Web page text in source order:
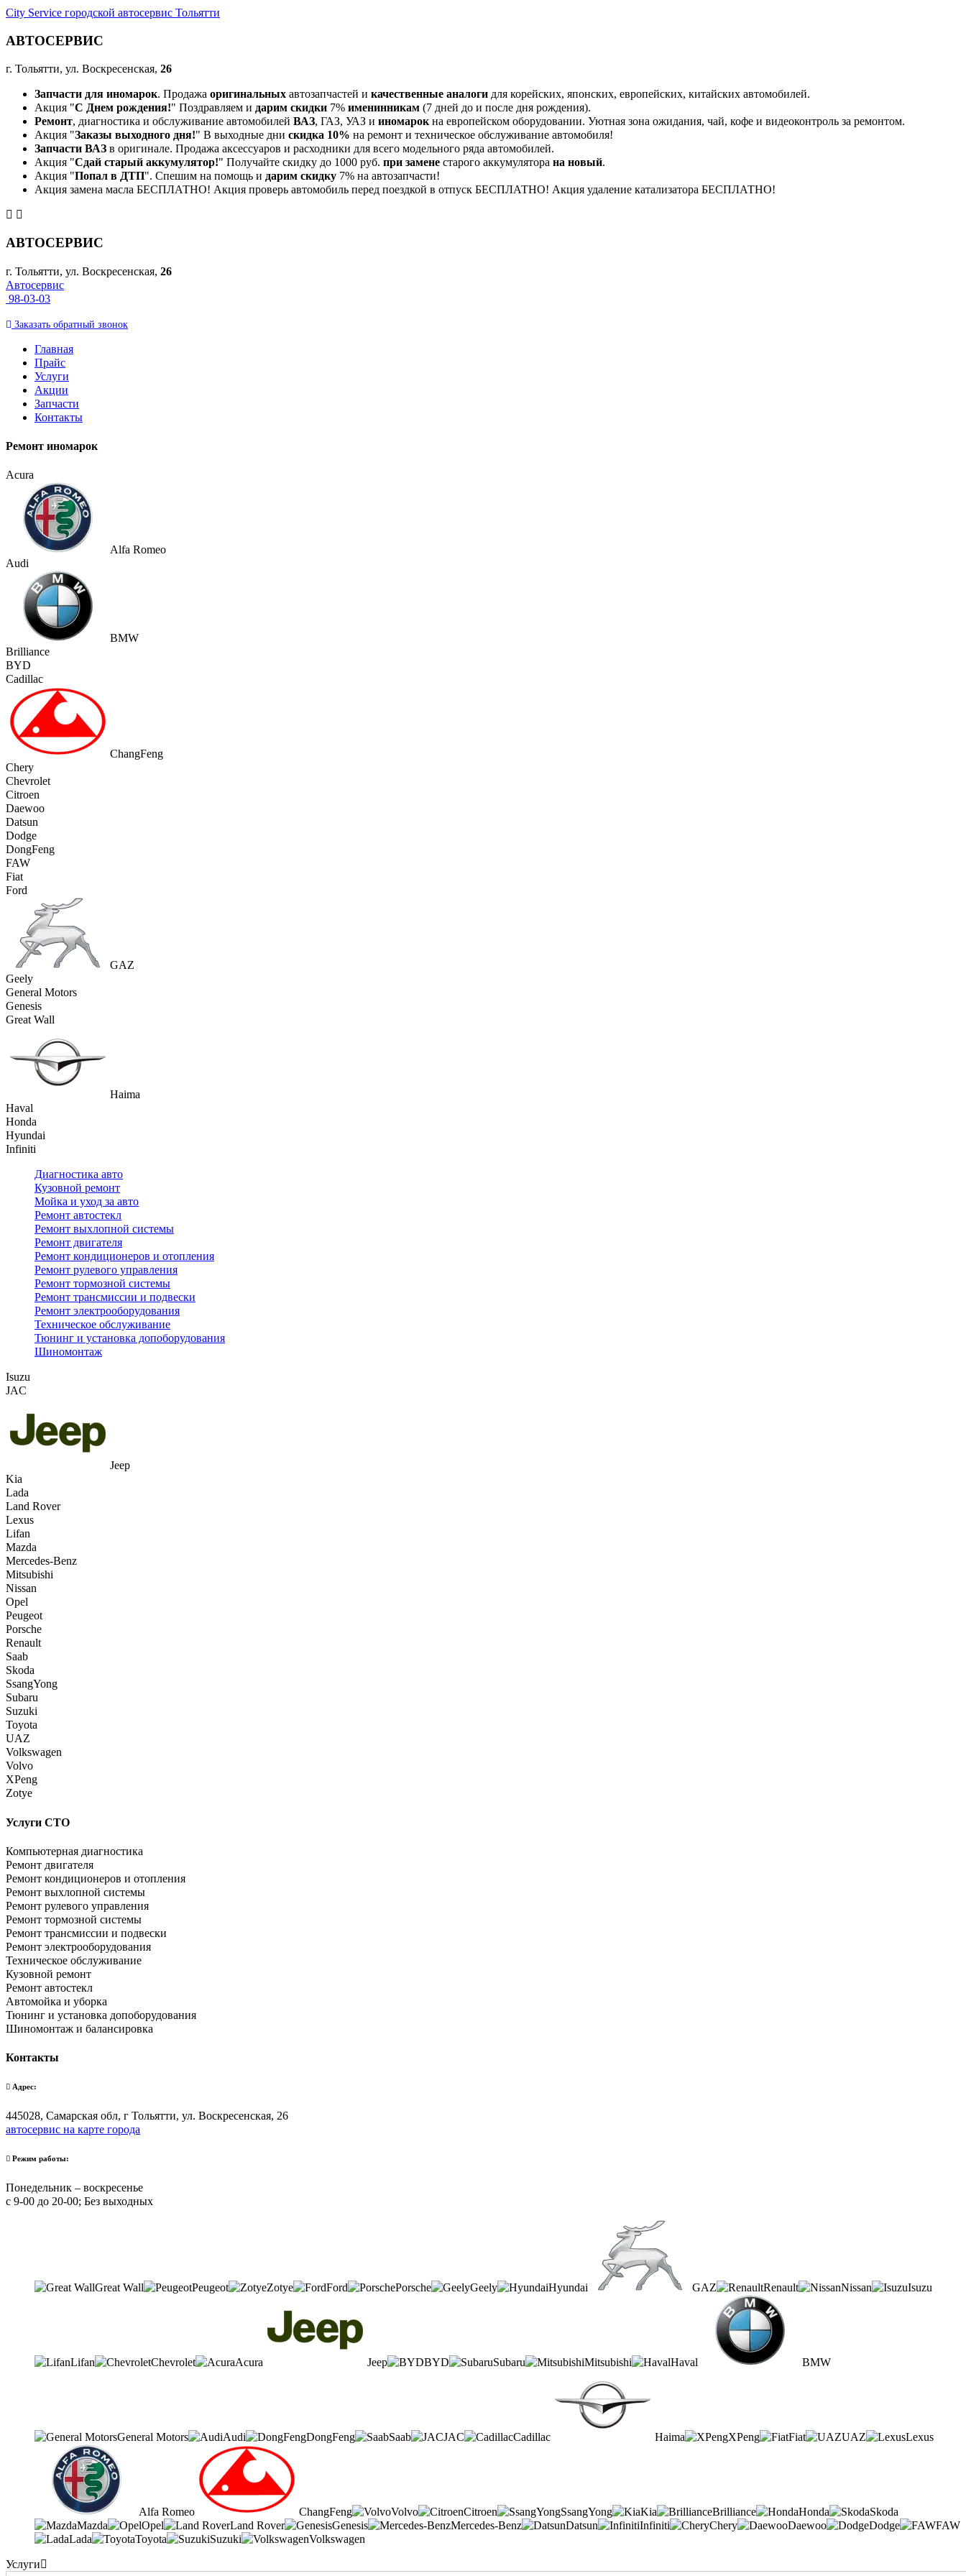
City Service городской автосервис Тольятти
АВТОСЕРВИС
г. Тольятти, ул. Воскресенская, 26
Запчасти для иномарок. Продажа оригинальных автозапчастей и качественные аналоги для корейских, японских, европейских, китайских автомобилей.
Акция "С Днем рождения!" Поздравляем и дарим скидки 7% именинникам (7 дней до и после дня рождения).
Ремонт, диагностика и обслуживание автомобилей ВАЗ, ГАЗ, УАЗ и иномарокна европейском оборудовании. Уютная зона ожидания, чай, кофе и видеоконтроль за ремонтом.
Акция "Заказы выходного дня!" В выходные дни скидка 10% на ремонт и техническое обслуживание автомобиля!
Запчасти ВАЗ в оригинале. Продажа аксессуаров и расходники для всего модельного ряда автомобилей.
Акция "Сдай старый аккумулятор!" Получайте скидку до 1000 руб. при замене старого аккумулятора на новый.
Акция "Попал в ДТП". Спешим на помощь и дарим скидку 7% на автозапчасти!
Акция замена масла БЕСПЛАТНО! Акция проверь автомобиль перед поездкой в отпуск БЕСПЛАТНО! Акция удаление катализатора БЕСПЛАТНО!
АВТОСЕРВИС
г. Тольятти, ул. Воскресенская, 26
Автосервис
98-03-03
Заказать обратный звонок
Главная
Прайс
Услуги
Акции
Запчасти
Контакты
Ремонт иномарок
Acura
Alfa Romeo
Audi
BMW
Brilliance
BYD
Cadillac
ChangFeng
Chery
Chevrolet
Citroen
Daewoo
Datsun
Dodge
DongFeng
FAW
Fiat
Ford
GAZ
Geely
General Motors
Genesis
Great Wall
Haima
Haval
Honda
Hyundai
Infiniti
Диагностика авто
Кузовной ремонт
Мойка и уход за авто
Ремонт автостекл
Ремонт выхлопной системы
Ремонт двигателя
Ремонт кондиционеров и отопления
Ремонт рулевого управления
Ремонт тормозной системы
Ремонт трансмиссии и подвески
Ремонт электрооборудования
Техническое обслуживание
Тюнинг и установка допоборудования
Шиномонтаж
Isuzu
JAC
Jeep
Kia
Lada
Land Rover
Lexus
Lifan
Mazda
Mercedes-Benz
Mitsubishi
Nissan
Opel
Peugeot
Porsche
Renault
Saab
Skoda
SsangYong
Subaru
Suzuki
Toyota
UAZ
Volkswagen
Volvo
XPeng
Zotye
Услуги СТО
Компьютерная диагностика
Ремонт двигателя
Ремонт кондиционеров и отопления
Ремонт выхлопной системы
Ремонт рулевого управления
Ремонт тормозной системы
Ремонт трансмиссии и подвески
Ремонт электрооборудования
Техническое обслуживание
Кузовной ремонт
Ремонт автостекл
Автомойка и уборка
Тюнинг и установка допоборудования
Шиномонтаж и балансировка
Контакты
Адрес:
445028, Самарская обл, г Тольятти, ул. Воскресенская, 26
автосервис на карте города
Режим работы:
Понедельник – воскресенье
с 9-00 до 20-00; Без выходных
Great Wall Peugeot Zotye Ford Porsche Geely Hyundai GAZ Renault Nissan Isuzu
Lifan Chevrolet Acura Jeep BYD Subaru Mitsubishi Haval BMW
General Motors Audi DongFeng Saab JAC Cadillac Haima XPeng Fiat UAZ Lexus
Alfa Romeo ChangFeng Volvo Citroen SsangYong Kia Brilliance Honda
Skoda
Mazda
Opel Land Rover Genesis Mercedes-Benz Datsun Infiniti Chery Daewoo Dodge
FAW
Lada
Toyota Suzuki Volkswagen
Услуги